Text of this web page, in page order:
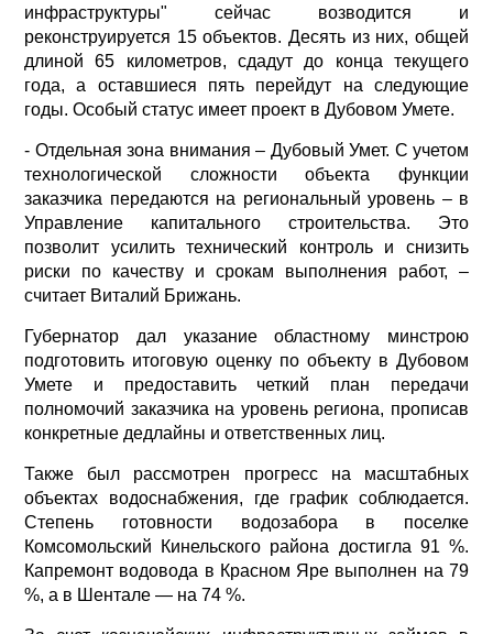
инфраструктуры" сейчас возводится и
реконструируется 15 объектов. Десять из них, общей
длиной 65 километров, сдадут до конца текущего
года, а оставшиеся пять перейдут на следующие
годы. Особый статус имеет проект в Дубовом Умете.
- Отдельная зона внимания – Дубовый Умет. С учетом
технологической сложности объекта функции
заказчика передаются на региональный уровень – в
Управление капитального строительства. Это
позволит усилить технический контроль и снизить
риски по качеству и срокам выполнения работ, –
считает Виталий Брижань.
Губернатор дал указание областному минстрою
подготовить итоговую оценку по объекту в Дубовом
Умете и предоставить четкий план передачи
полномочий заказчика на уровень региона, прописав
конкретные дедлайны и ответственных лиц.
Также был рассмотрен прогресс на масштабных
объектах водоснабжения, где график соблюдается.
Степень готовности водозабора в поселке
Комсомольский Кинельского района достигла 91 %.
Капремонт водовода в Красном Яре выполнен на 79
%, а в Шентале — на 74 %.